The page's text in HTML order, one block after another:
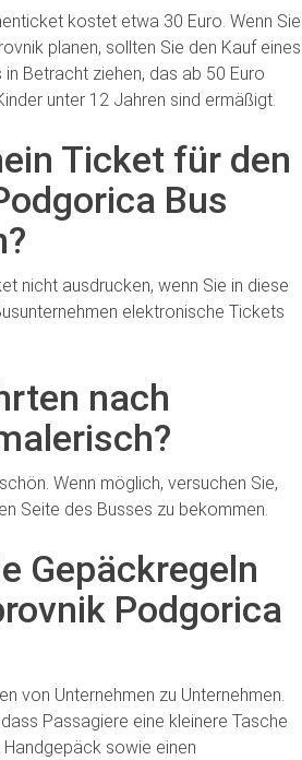
kostet etwa 30 Euro. Wenn Sie
planen, sollten Sie den Kauf eines
Betracht ziehen, das ab 50 Euro
unter 12 Jahren sind ermäßigt.
Ticket für den
Bus
nicht ausdrucken, wenn Sie in diese
elektronische Tickets
nach
Wenn möglich, versuchen Sie,
Seite des Busses zu bekommen.
Gepäckregeln
Podgorica
von Unternehmen zu Unternehmen.
Passagiere eine kleinere Tasche
sowie einen